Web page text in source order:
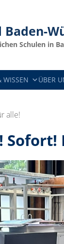
Baden-
Schulen in
WISSEN ÜBER
alle!
Sofort!